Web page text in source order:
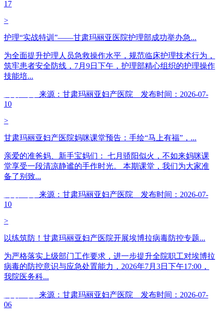
17
>
护理“实战特训”——甘肃玛丽亚医院护理部成功举办急...
为全面提升护理人员急救操作水平，规范临床护理技术行为，
筑牢患者安全防线，7月9日下午，护理部精心组织的护理操作
技能培...
来源：甘肃玛丽亚妇产医院 发布时间：2026-07-
10
>
甘肃玛丽亚妇产医院妈咪课堂预告：手绘“马上有福”，...
亲爱的准爸妈、新手宝妈们： 七月骄阳似火，不如来妈咪课
堂享受一段清凉静谧的手作时光。 本期课堂，我们为大家准
备了别致...
来源：甘肃玛丽亚妇产医院 发布时间：2026-07-
10
>
以练筑防！甘肃玛丽亚妇产医院开展埃博拉病毒防控专题...
为严格落实上级部门工作要求，进一步提升全院职工对埃博拉
病毒的防控意识与应急处置能力，2026年7月3日下午17:00，
我院医务科...
来源：甘肃玛丽亚妇产医院 发布时间：2026-07-
06